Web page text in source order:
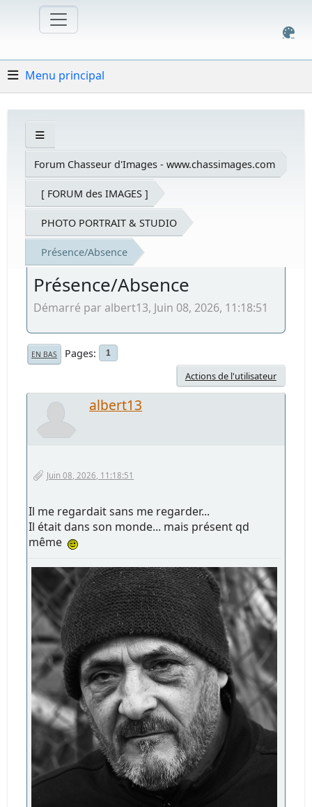
Menu principal
Forum Chasseur d'Images - www.chassimages.com
[ FORUM des IMAGES ]
PHOTO PORTRAIT & STUDIO
Présence/Absence
Présence/Absence
Démarré par albert13, Juin 08, 2026, 11:18:51
EN BAS Pages 1
Actions de l'utilisateur
albert13
Juin 08, 2026, 11:18:51
Il me regardait sans me regarder...
Il était dans son monde... mais présent qd
même